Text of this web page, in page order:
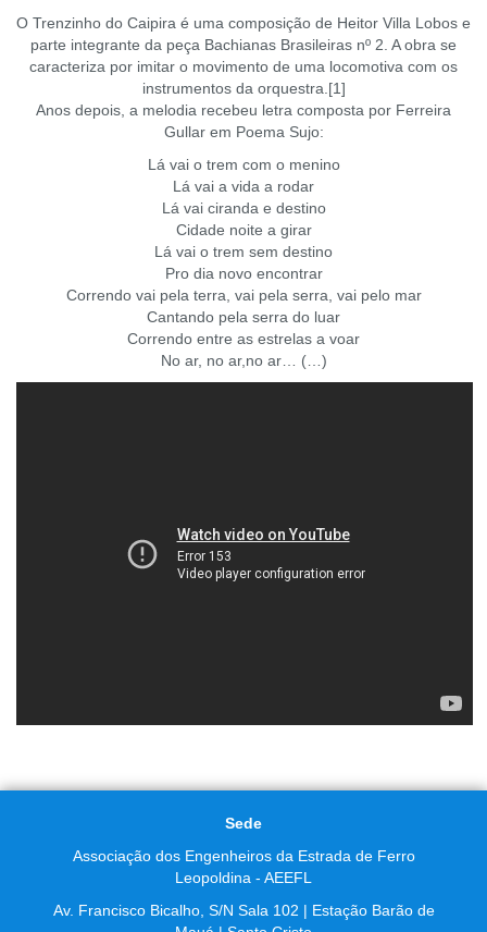
O Trenzinho do Caipira é uma composição de Heitor Villa Lobos e
parte integrante da peça Bachianas Brasileiras nº 2. A obra se
caracteriza por imitar o movimento de uma locomotiva com os
instrumentos da orquestra.[1]
Anos depois, a melodia recebeu letra composta por Ferreira
Gullar em Poema Sujo:
Lá vai o trem com o menino
Lá vai a vida a rodar
Lá vai ciranda e destino
Cidade noite a girar
Lá vai o trem sem destino
Pro dia novo encontrar
Correndo vai pela terra, vai pela serra, vai pelo mar
Cantando pela serra do luar
Correndo entre as estrelas a voar
No ar, no ar,no ar… (…)
Sede
Associação dos Engenheiros da Estrada de Ferro
Leopoldina - AEEFL
Av. Francisco Bicalho, S/N Sala 102 | Estação Barão de